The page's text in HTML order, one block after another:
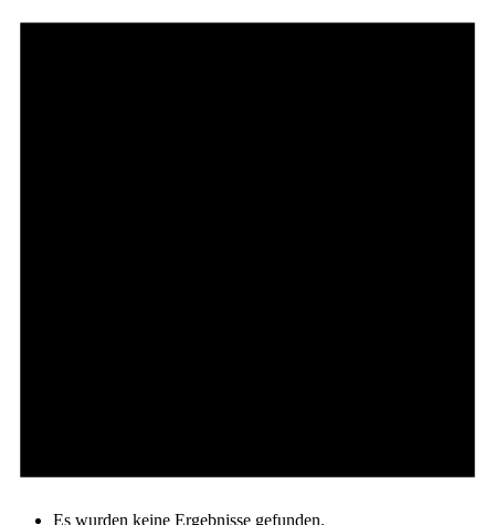
Es wurden keine Ergebnisse gefunden.